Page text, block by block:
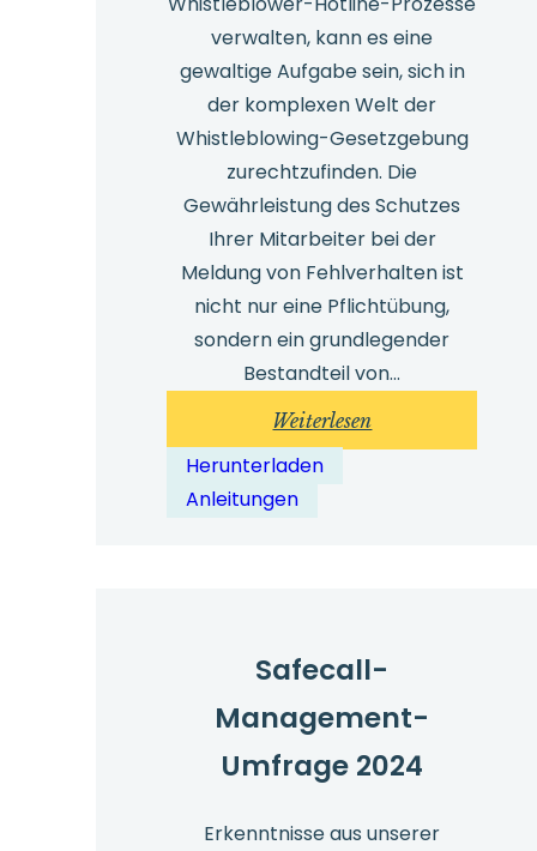
verwalten, kann es eine
gewaltige Aufgabe sein, sich in
der komplexen Welt der
Whistleblowing-Gesetzgebung
zurechtzufinden. Die
Gewährleistung des Schutzes
Ihrer Mitarbeiter bei der
Meldung von Fehlverhalten ist
nicht nur eine Pflichtübung,
sondern ein grundlegender
Bestandteil von...
Weiterlesen:
Herunterladen
Anleitungen
Safecall-
Management-
Umfrage 2024
Erkenntnisse aus unserer